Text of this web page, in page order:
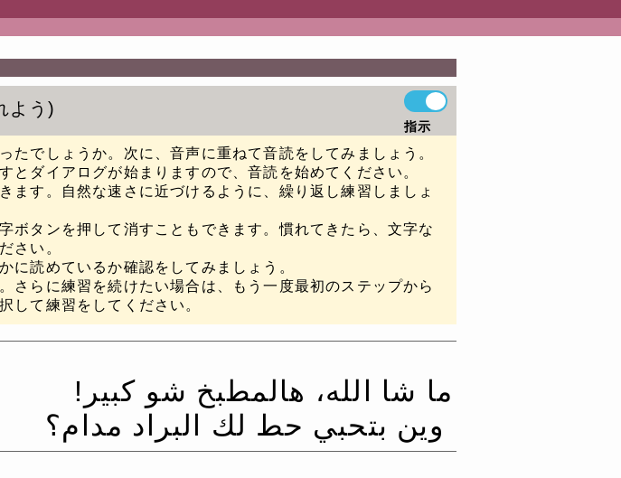
よう
指示
たでしょうか。次に、音声に重ねて音読をしてみましょう。
とダイアログが始まりますので、音読を始めてください。
ます。自然な速さに近づけるように、繰り返し練習しましょ
ボタンを押して消すこともできます。慣れてきたら、文字な
さい。
に読めているか確認をしてみましょう。
さらに練習を続けたい場合は、もう一度最初のステップから
して練習をしてください。
ما شا الله، هالمطبخ شو كبير!‏
‏ وين بتحبي حط لك البراد مدام؟